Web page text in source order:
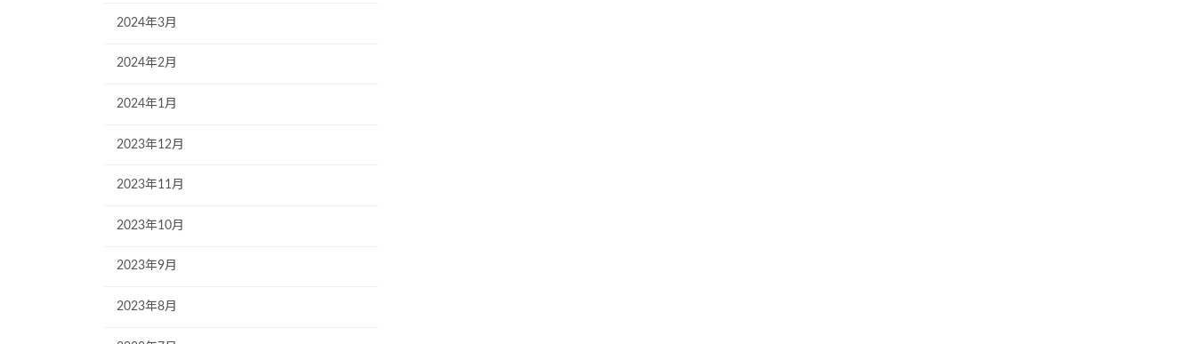
2024年3月
2024年2月
2024年1月
2023年12月
2023年11月
2023年10月
2023年9月
2023年8月